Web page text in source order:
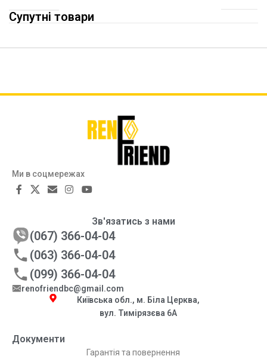
Супутні товари
Ми в соцмережах
Документи
Гарантія та повернення
Зв'язатись з нами
(067) 366-04-04
(063) 366-04-04
(099) 366-04-04
renofriendbc@gmail.com
Київська обл., м. Біла Церква,
вул. Тимірязєва 6А